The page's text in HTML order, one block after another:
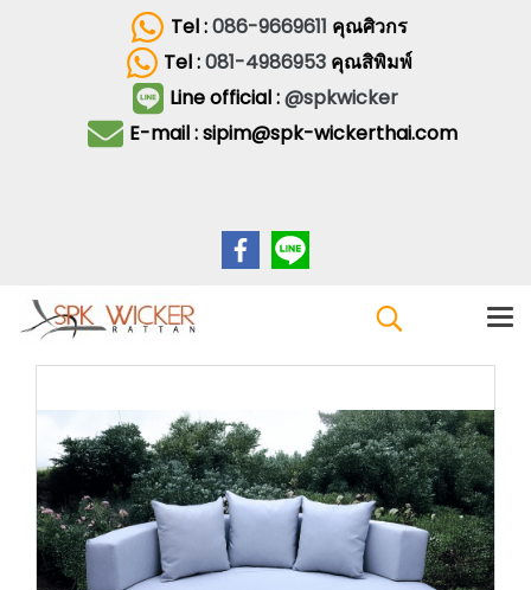
Tel :086-9669611 คุณศิวกร
Tel :081-4986953 คุณสิพิมพ์
Line official :@spkwicker
E-mail : sipim@spk-wickerthai.com